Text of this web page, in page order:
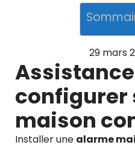
29 mars
configurer
maison
Installer une alarme